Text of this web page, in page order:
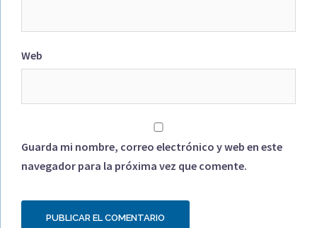
Web
Guarda mi nombre, correo electrónico y web en este
navegador para la próxima vez que comente.